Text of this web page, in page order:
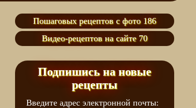
Пошаговых рецептов с фото 186
Видео-рецептов на сайте 70
Подпишись на новые
рецепты
Введите адрес электронной почты: